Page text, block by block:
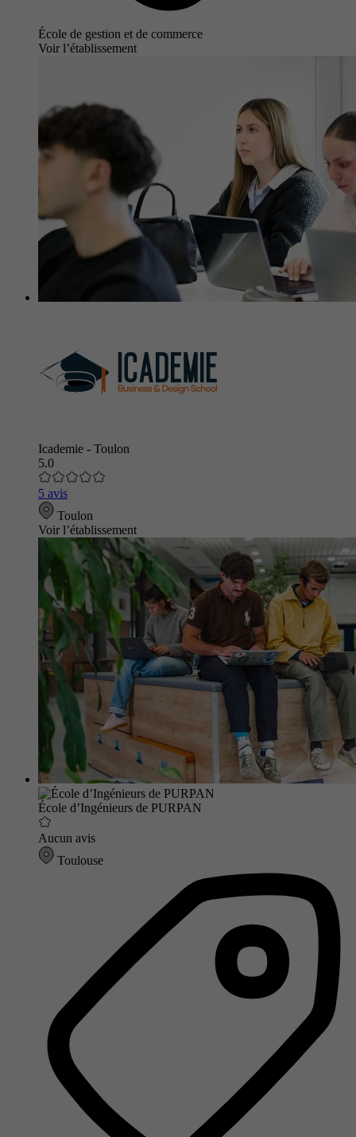
École de gestion et de commerce
Voir l’établissement
Icademie - Toulon
5.0
5 avis
Toulon
Voir l’établissement
École d’Ingénieurs de PURPAN
Aucun avis
Toulouse